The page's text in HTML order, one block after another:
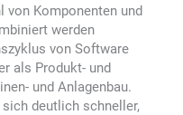
von Komponenten und
werden
von Software
als Produkt- und
und Anlagenbau.
deutlich schneller,